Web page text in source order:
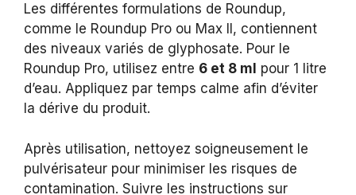
Les différentes formulations de Roundup,
comme le Roundup Pro ou Max II, contiennent
des niveaux variés de glyphosate. Pour le
Roundup Pro, utilisez entre 6 et 8 ml pour 1 litre
d’eau. Appliquez par temps calme afin d’éviter
la dérive du produit.
Après utilisation, nettoyez soigneusement le
pulvérisateur pour minimiser les risques de
contamination. Suivre les instructions sur